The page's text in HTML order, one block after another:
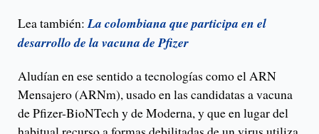
Lea también:La colombiana que participa en el
desarrollo de la vacuna de Pfizer
Aludían en ese sentido a tecnologías como el ARN
Mensajero (ARNm), usado en las candidatas a vacuna
de Pfizer-BioNTech y de Moderna, y que en lugar del